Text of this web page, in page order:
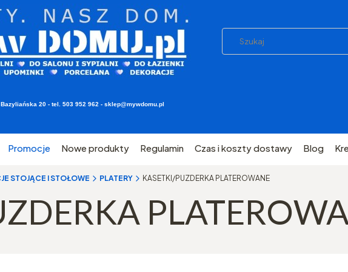
20 - tel. 503 952 962 - sklep@mywdomu.pl
Promocje Nowe produkty Regulamin Czas i koszty dostawy Blog
STOJĄCE I STOŁOWE PLATERY KASETKI/PUZDERKA PLATEROWANE